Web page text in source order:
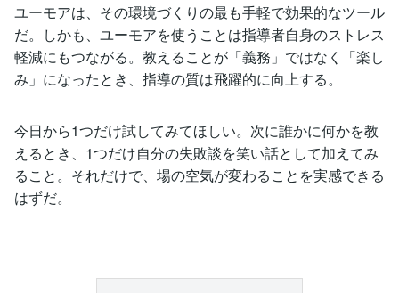
ユーモアは、その環境づくりの最も手軽で効果的なツール
だ。しかも、ユーモアを使うことは指導者自身のストレス
軽減にもつながる。教えることが「義務」ではなく「楽し
み」になったとき、指導の質は飛躍的に向上する。
今日から1つだけ試してみてほしい。次に誰かに何かを教
えるとき、1つだけ自分の失敗談を笑い話として加えてみ
ること。それだけで、場の空気が変わることを実感できる
はずだ。